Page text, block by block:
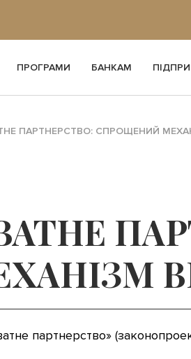
ПРОГРАМИ БАНКАМ
ПАРТНЕРСТВО: СПРОЩЕНИЙ
партнерство»